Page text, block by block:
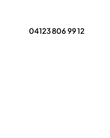
04123 806 99 12